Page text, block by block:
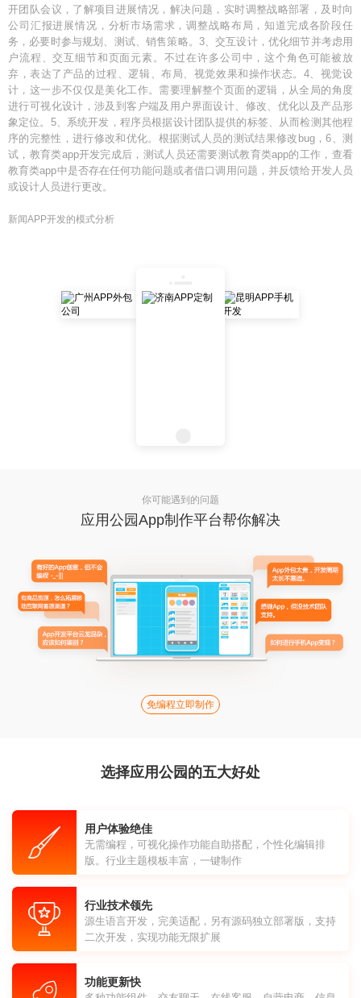
开团队会议，了解项目进展情况，解决问题，实时调整战略部署，及时向
公司汇报进展情况，分析市场需求，调整战略布局，知道完成各阶段任
务，必要时参与规划、测试、销售策略。3、交互设计，优化细节并考虑用
户流程、交互细节和页面元素。不过在许多公司中，这个角色可能被放
弃，表达了产品的过程、逻辑、布局、视觉效果和操作状态。4、视觉设
计，这一步不仅仅是美化工作。需要理解整个页面的逻辑，从全局的角度
进行可视化设计，涉及到客户端及用户界面设计、修改、优化以及产品形
象定位。5、系统开发，程序员根据设计团队提供的标签、从而检测其他程
序的完整性，进行修改和优化。根据测试人员的测试结果修改bug，6、测
试，教育类app开发完成后，测试人员还需要测试教育类app的工作，查看
教育类app中是否存在任何功能问题或者借口调用问题，并反馈给开发人员
或设计人员进行更改。
新闻APP开发的模式分析
你可能遇到的问题
应用公园App制作平台帮你解决
免编程立即制作
选择应用公园的五大好处
用户体验绝佳
无需编程，可视化操作功能自助搭配，个性化编辑排
版。行业主题模板丰富，一键制作
行业技术领先
源生语言开发，完美适配，另有源码独立部署版，支持
二次开发，实现功能无限扩展
功能更新快